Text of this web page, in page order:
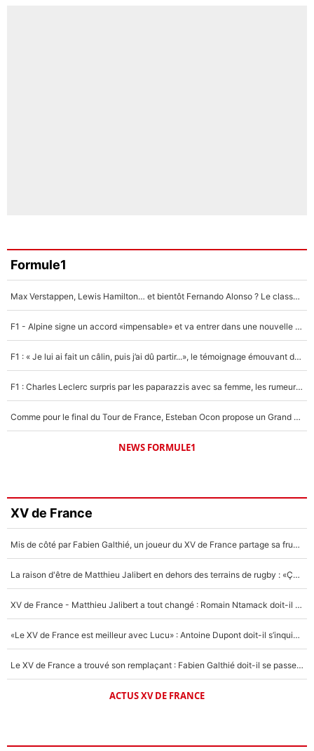
Formule1
Max Verstappen, Lewis Hamilton… et bientôt Fernando Alonso ? Le classement des pilotes les mieux payés en Formule 1 risque de changer !
F1 - Alpine signe un accord «impensable» et va entrer dans une nouvelle dimension : Grande nouvelle pour Pierre Gasly !
F1 : « Je lui ai fait un câlin, puis j’ai dû partir...», le témoignage émouvant de Max Verstappen sur sa fille
F1 : Charles Leclerc surpris par les paparazzis avec sa femme, les rumeurs étaient vraies !
Comme pour le final du Tour de France, Esteban Ocon propose un Grand Prix de Formule 1 à Paris : «Autour de l’Arc de Triomphe, ce serait génial» !
NEWS FORMULE1
XV de France
Mis de côté par Fabien Galthié, un joueur du XV de France partage sa frustration : «ils ne me l’ont pas dit tout de suite»
La raison d'être de Matthieu Jalibert en dehors des terrains de rugby : «Ça m'atteint autant que si tu touches à un membre de ma famille»
XV de France - Matthieu Jalibert a tout changé : Romain Ntamack doit-il s’inquiéter pour sa place à un an de la Coupe du monde ?
«Le XV de France est meilleur avec Lucu» : Antoine Dupont doit-il s’inquiéter pour sa place ?
Le XV de France a trouvé son remplaçant : Fabien Galthié doit-il se passer d'Antoine Dupont ?
ACTUS XV DE FRANCE